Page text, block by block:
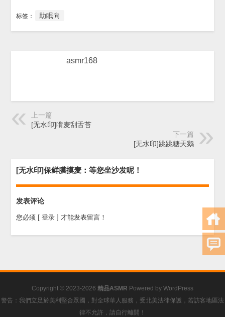
标签： 助眠向
asmr168
上一篇
[无水印]啃麦刮舌苔
下一篇
[无水印]跳跳糖天鹅
[无水印]保鲜膜摸麦：等您坐沙发呢！
发表评论
您必须 [ 登录 ] 才能发表留言！
Copyright © 2023-2026 精品ASMR Powered by WordPress
警告：我們立足於美利堅合眾國，對全球華人服務，受北美法律保護，若訪客地區法
律不允許，請自行離開！